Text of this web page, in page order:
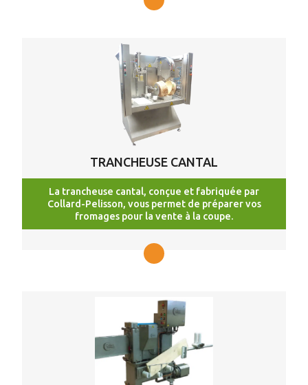
TRANCHEUSE CANTAL
La trancheuse cantal, conçue et fabriquée par
Collard-Pelisson, vous permet de préparer vos
fromages pour la vente à la coupe.